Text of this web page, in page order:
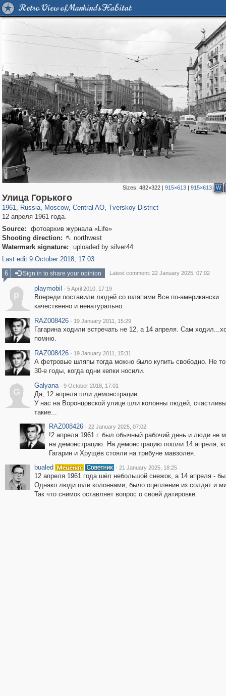
Retro View of Mankind's Habitat
Sizes:482×322 |915×613 |915×613 W
Улица Горького
1961, Russia
1,406,735
, Moscow
319,864 8,286
, Central AO
160,011
, Tverskoy District
12 апреля 1961 года.
Source:
фотоархив журнала «Life»
Shooting direction:  northwest
Watermark signature:
uploaded by silver44
Last edit 9 October 2018, 17:03
6
Sign in to share your opinion Latest comment: 22 January 2025, 07:02
p
playmobil · 5 April 2010, 17:19
Впереди поставили людей со шляпами.Все по-американски
качественно и ненатурально.
RAZ008426 · 19 January 2011, 15:29
Гагарина ходили встречать не 12, а 14 апреля. Сам
помню.
RAZ008426 · 19 January 2011, 15:31
А фетровые шляпы тогда можно было купить свободно. Не
30-е годы, когда одни кепки носили.
G
Galyana · 9 October 2018, 17:01
Да, 12 апреля шли демонстрации.
У нас на Воронцовской улице шли колонны людей,
такие...
RAZ008426 · 22 January 2025, 07:02
!2 апреля 1961 г. был обычный рабочий день и люди не
на демонстрацию. На демонстрацию пошли 14 апреля,
Гагарин и Хрущёв стояли на трибуне мавзолея.
bualed
· 21 January 2025, 18:25
12 апреля 1961 года шёл небольшой снежок, а 14 апреля -
Однако люди шли колоннами, было оцепление из солдат и
Так что снимок оставляет вопрос о своей датировке.